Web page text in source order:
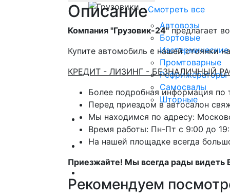
Смотреть все
Автовозы
Бортовые
Изотермические
Промтоварные
Рефрижераторы
Самосвалы
Шторные
Коммерческие авто
Автобусы
Описание
Компания "Грузовик-24"предлагает
Купите автомобиль с нашей стоянки
КРЕДИТ - ЛИЗИНГ - БЕЗНАЛИЧНЫЙ
Более подробная информация по
Перед приездом в автосалон
Мы находимся по адресу:
Время работы: Пн-Пт с 9:00 до
На нашей площадке всегда
Приезжайте! Мы всегда рады видеть
Рекомендуем